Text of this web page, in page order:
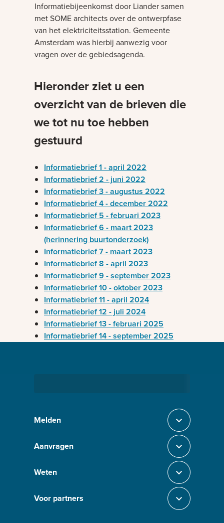
Informatiebijeenkomst door Liander samen
met SOME architects over de ontwerpfase
van het elektriciteitsstation. Gemeente
Amsterdam was hierbij aanwezig voor
vragen over de gebiedsagenda.
Hieronder ziet u een
overzicht van de brieven die
we tot nu toe hebben
gestuurd
Informatiebrief 1 - april 2022
Informatiebrief 2 - juni 2022
Informatiebrief 3 - augustus 2022
Informatiebrief 4 - december 2022
Informatiebrief 5 - februari 2023
Informatiebrief 6 - maart 2023
(herinnering buurtonderzoek)
Informatiebrief 7 - maart 2023
Informatiebrief 8 - april 2023
Informatiebrief 9 - september 2023
Informatiebrief 10 - oktober 2023
Informatiebrief 11 - april 2024
Informatiebrief 12 - juli 2024
Informatiebrief 13 - februari 2025
Informatiebrief 14 - september 2025
Melden Sluit section-0
Aanvragen Sluit section-1
Weten Sluit section-2
Voor partners Sluit section-3